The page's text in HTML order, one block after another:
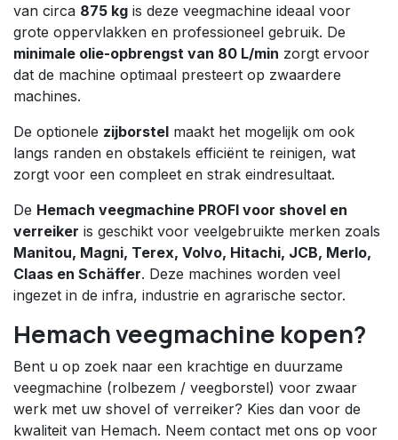
van circa 875 kg is deze veegmachine ideaal voor
grote oppervlakken en professioneel gebruik. De
minimale olie-opbrengst van 80 L/min zorgt ervoor
dat de machine optimaal presteert op zwaardere
machines.
De optionele zijborstel maakt het mogelijk om ook
langs randen en obstakels efficiënt te reinigen, wat
zorgt voor een compleet en strak eindresultaat.
De Hemach veegmachine PROFI voor shovel en
verreiker is geschikt voor veelgebruikte merken zoals
Manitou, Magni, Terex, Volvo, Hitachi, JCB, Merlo,
Claas en Schäffer. Deze machines worden veel
ingezet in de infra, industrie en agrarische sector.
Hemach veegmachine kopen?
Bent u op zoek naar een krachtige en duurzame
veegmachine (rolbezem / veegborstel) voor zwaar
werk met uw shovel of verreiker? Kies dan voor de
kwaliteit van Hemach. Neem contact met ons op voor